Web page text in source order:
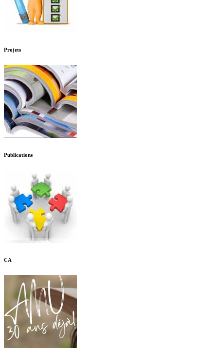
Projets
Publications
CA